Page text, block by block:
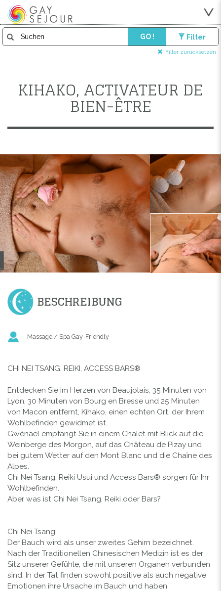
GO ! Filter
Filter zurücksetzen
KIHAKO, ACTIVATEUR DE
BIEN-ÊTRE
BESCHREIBUNG
Massage / Spa Gay-Friendly
CHI NEI TSANG, REIKI, ACCESS BARS®
Entdecken Sie im Herzen von Beaujolais, 35 Minuten von
Lyon, 30 Minuten von Bourg en Bresse und 25 Minuten
von Macon entfernt, Kihako, einen echten Ort, der Ihrem
Wohlbefinden gewidmet ist.
Gwénaël empfängt Sie in einem Chalet mit Blick auf die
Weinberge des Morgon, auf das Château de Pizay und
bei gutem Wetter auf den Mont Blanc und die Chaîne des
Alpes.
Chi Nei Tsang, Reiki Usui und Access Bars® sorgen für Ihr
Wohlbefinden.
Aber was ist Chi Nei Tsang, Reiki oder Bars?
Chi Nei Tsang:
Der Bauch wird als unser zweites Gehirn bezeichnet.
Nach der Traditionellen Chinesischen Medizin ist es der
Sitz unserer Gefühle, die mit unseren Organen verbunden
sind. In der Tat finden sowohl positive als auch negative
Emotionen ihre Ursache im Bauch und haben